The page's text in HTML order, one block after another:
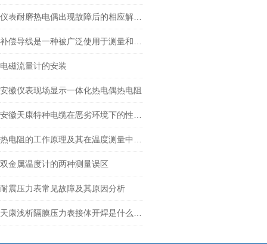
电磁流量计的安装
安徽仪表现场显示一体化热电偶热电阻
双金属温度计的两种测量误区
耐震压力表常见故障及其原因分析